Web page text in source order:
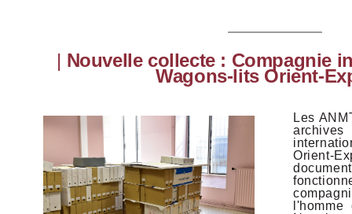
| Nouvelle collecte : Compagnie
Wagons-lits Orient-
Les
Orient-